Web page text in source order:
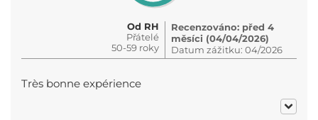
Od RH
Přátelé
50-59 roky
Recenzováno: před 4
měsíci (04/04/2026)
Datum zážitku: 04/2026
Très bonne expérience